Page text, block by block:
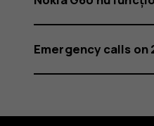
Emergency calls on